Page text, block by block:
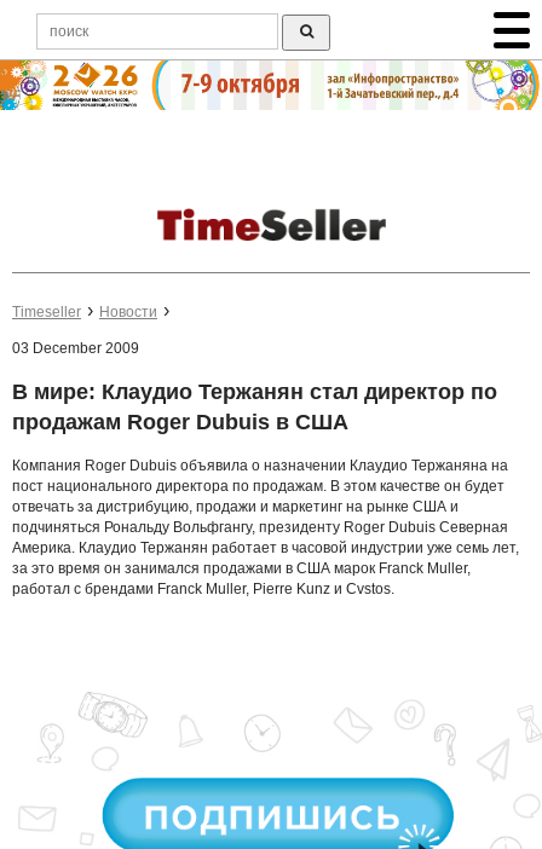
Timeseller Новости
03 December 2009
В мире: Клаудио Тержанян стал директор по
продажам Roger Dubuis в США
Компания Roger Dubuis объявила о назначении Клаудио Тержаняна на
пост национального директора по продажам. В этом качестве он будет
отвечать за дистрибуцию, продажи и маркетинг на рынке США и
подчиняться Рональду Вольфгангу, президенту Roger Dubuis Северная
Америка. Клаудио Тержанян работает в часовой индустрии уже семь лет,
за это время он занимался продажами в США марок Franck Muller,
работал с брендами Franck Muller, Pierre Kunz и Cvstos.